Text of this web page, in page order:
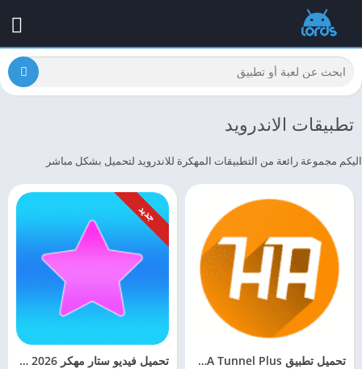
تطبيقات الاندرويد
اليكم مجموعة رائعة من التطبيقات المهكرة للاندرويد لتحميل بشكل مباشر
تحميل تطبيق HA Tunnel Plus مهكر VPN 2026
جديد
تحميل فيديو ستار مهكر 2026 Video Star للايفون